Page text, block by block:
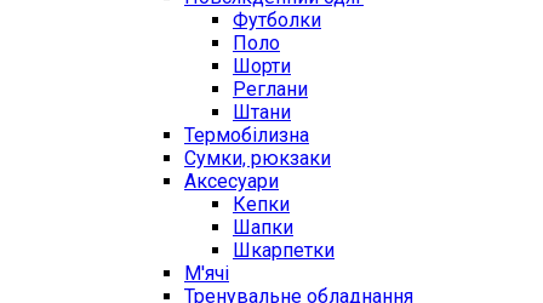
Футболки
Поло
Шорти
Реглани
Штани
Термобілизна
Сумки, рюкзаки
Аксесуари
Кепки
Шапки
Шкарпетки
М'ячі
Тренувальне обладнання